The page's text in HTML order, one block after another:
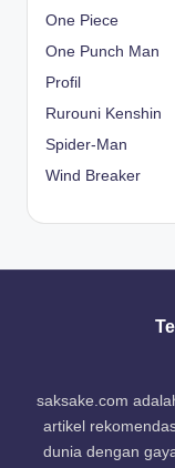
One Piece
One Punch Man
Profil
Rurouni Kenshin
Spider-Man
Wind Breaker
saksake.com
artikel
dunia dengan